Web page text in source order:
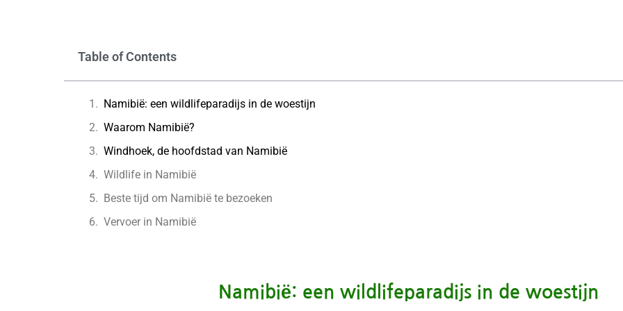
Table of Contents
Namibië: een wildlifeparadijs in de woestijn
Waarom Namibië?
Windhoek, de hoofdstad van Namibië
Wildlife in Namibië
Beste tijd om Namibië te bezoeken
Vervoer in Namibië
Namibië: een wildlifeparadijs in de woestijn